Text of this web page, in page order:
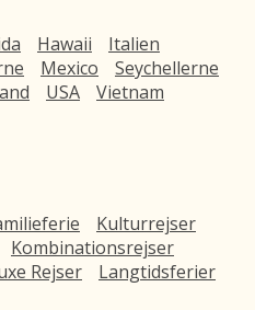
Hawaii
Italien
Mexico
Seychellerne
USA
Vietnam
Kulturrejser
Kombinationsrejser
Rejser
Langtidsferier